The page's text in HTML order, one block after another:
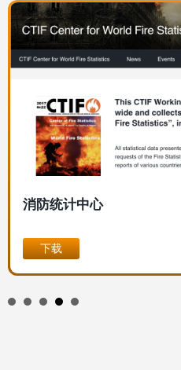
图
像
消防统计中心
下载